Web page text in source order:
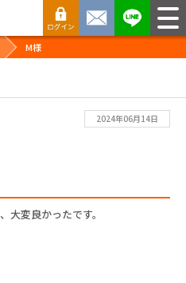
M様
2024年06月14日
大変良かったです。